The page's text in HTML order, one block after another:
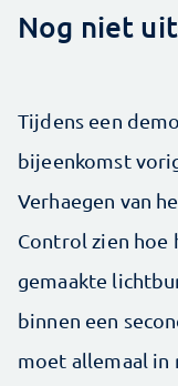
Nog niet
Tijdens een
bijeenkomst
Verhaegen van
Control zien hoe
gemaakte
binnen een
moet allemaal in